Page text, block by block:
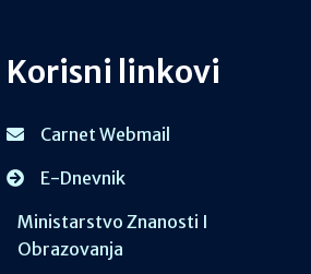
Korisni linkovi
Carnet Webmail
E-Dnevnik
Ministarstvo Znanosti I
Obrazovanja